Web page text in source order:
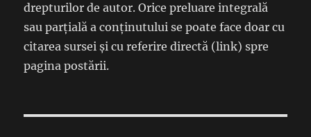
drepturilor de autor. Orice preluare integrală
sau parțială a conținutului se poate face doar cu
citarea sursei și cu referire directă (link) spre
pagina postării.